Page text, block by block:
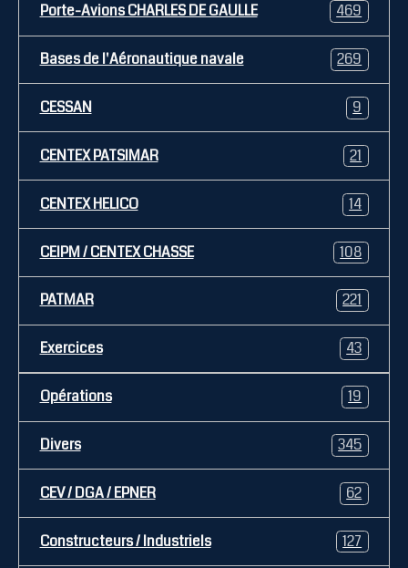
Porte-Avions CHARLES DE GAULLE 469
Bases de l'Aéronautique navale 269
CESSAN 9
CENTEX PATSIMAR 21
CENTEX HELICO 14
CEIPM / CENTEX CHASSE 108
PATMAR 221
Exercices 43
Opérations 19
Divers 345
CEV / DGA / EPNER 62
Constructeurs / Industriels 127